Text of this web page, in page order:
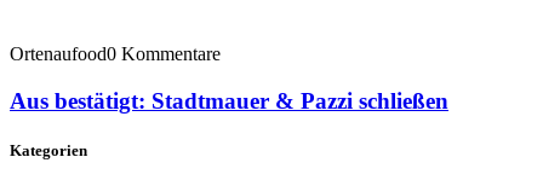
Ortenaufood0 Kommentare
Aus bestätigt: Stadtmauer & Pazzi schließen
Kategorien